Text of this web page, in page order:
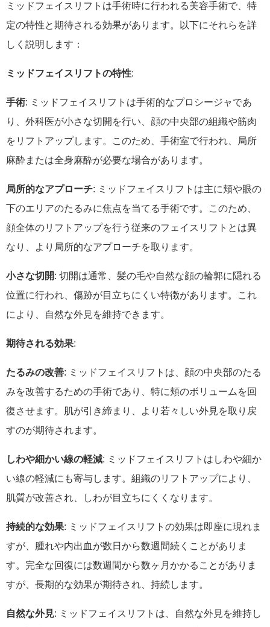
ミッドフェイスリフトは手術時に行われる美容手術で、特
定の特性と期待される効果があります。以下にそれらを詳
しく説明します：
ミッドフェイスリフトの特性:
手術: ミッドフェイスリフトは手術的なプロシージャであ
り、外科医が小さな切開を行い、顔の中央部の組織や筋肉
をリフトアップします。このため、手術室で行われ、局所
麻酔または全身麻酔が必要な場合があります。
局所的なアプローチ: ミッドフェイスリフトは主に頬や眼の
下のエリアのたるみに焦点を当てる手術です。このため、
顔全体のリフトアップを行う従来のフェイスリフトとは異
なり、より局所的なアプローチを取ります。
小さな切開: 切開は通常、髪の毛や自然な顔の輪郭に隠れる
位置に行われ、傷跡が目立ちにくい特徴があります。これ
により、自然な外見を維持できます。
期待される効果:
たるみの改善: ミッドフェイスリフトは、顔の中央部のたる
みを改善するための手術であり、特に頬のボリュームを回
復させます。肌が引き締まり、より若々しい外見を取り戻
すのが期待されます。
しわや細かい線の軽減: ミッドフェイスリフトはしわや細か
い線の軽減にも寄与します。組織のリフトアップにより、
肌質が改善され、しわが目立ちにくくなります。
持続的な効果: ミッドフェイスリフトの効果は即座に現れま
すが、腫れや内出血が数日から数週間続くことがありま
す。完全な回復には数週間から数ヶ月かかることがありま
すが、長期的な効果が期待され、持続します。
自然な外見: ミッドフェイスリフトは、自然な外見を維持し